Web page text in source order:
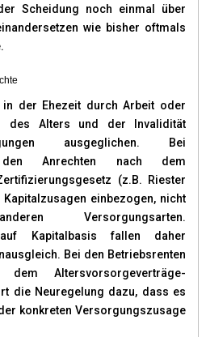
Scheidung noch einmal über
wie bisher oftmals
der Ehezeit durch Arbeit oder
des Alters und der Invalidität
ausgeglichen. Bei
den Anrechten nach dem
(z.B. Riester
einbezogen, nicht
Versorgungsarten.
auf Kapitalbasis fallen daher
Bei den Betriebsrenten
Altersvorsorgeverträge-
die Neuregelung dazu, dass es
konkreten Versorgungszusage